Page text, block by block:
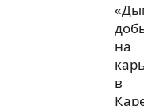
на
в